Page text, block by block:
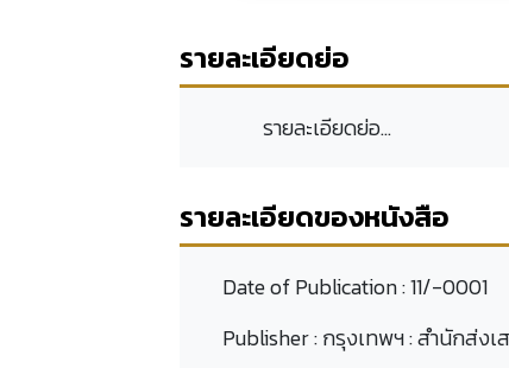
รายละเอียดย่อ
รายละเอียดย่อ...
รายละเอียดของหนังสือ
Date of Publication :11/-0001
Publisher :กรุงเทพฯ : สำนักส่ง